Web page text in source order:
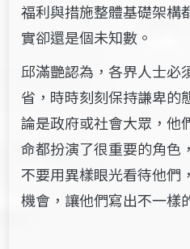
福利與措施整體基礎架構
實卻還是個未知數。
邱滿艷認為，各界人士必
省，時時刻刻保持謙卑的
論是政府或社會大眾，他
命都扮演了很重要的角色
不要用異樣眼光看待他們
機會，讓他們寫出不一樣